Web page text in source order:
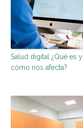
Salud digital ¿Qué es y
cómo nos afecta?